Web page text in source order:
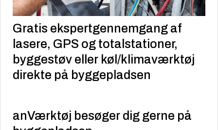
Gratis ekspertgennemgang af
lasere, GPS og totalstationer,
byggestøv eller køl/klimaværktøj
direkte på byggepladsen
anVærktøj besøger dig gerne på